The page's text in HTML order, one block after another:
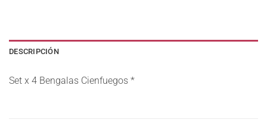
DESCRIPCIÓN
Set x 4 Bengalas Cienfuegos *